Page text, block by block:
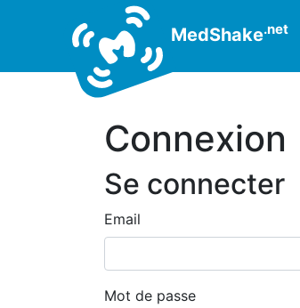
MedShake.net
Connexion
Se connecter
Email
Mot de passe